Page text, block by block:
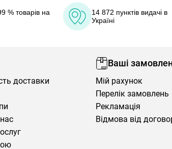
% товарів на
14 872 пунктів видачі в
Україні
доставки
Ваші
Мій рахунок
Перелік замовлень
Рекламація
Відмова від